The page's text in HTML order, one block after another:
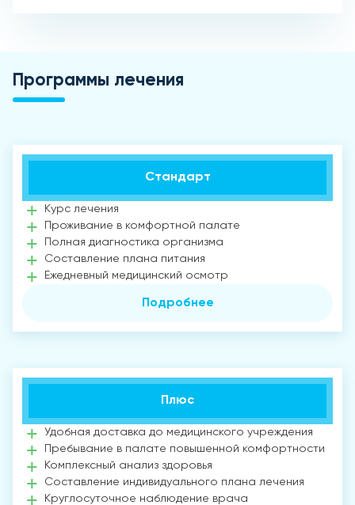
Программы лечения
Стандарт
Курс лечения
Проживание в комфортной палате
Полная диагностика организма
Составление плана питания
Ежедневный медицинский осмотр
Подробнее
Плюс
Удобная доставка до медицинского учреждения
Пребывание в палате повышенной комфортности
Комплексный анализ здоровья
Составление индивидуального плана лечения
Круглосуточное наблюдение врача